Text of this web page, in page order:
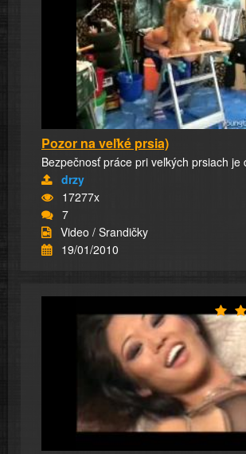
Pozor na veľké prsia)
Bezpečnosť práce pri veľkých prsiach je
drzy
17277x
7
Video / Srandičky
19/01/2010